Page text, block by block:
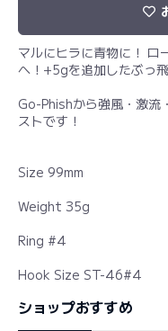
マルにヒラに青物に！
へ！+5gを追加したぶっ飛
Go-Phishから強風・激流
ストです！
Size 99mm
Weight 35g
Ring #4
Hook Size ST-46#4
ショップおすすめ